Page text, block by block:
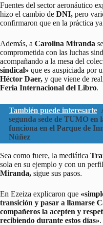
Fuentes del sector aeronáutico
hizo el cambio de DNI, pero
confirmaron que en la práctica
Además, a Carolina Miranda
comprometida con las luchas
acompañando a la mesa del
sindical» que es auspiciada por
Héctor Daer, y que viene de
Feria Internacional del Libro.
También puede interesarte
segunda sede de TUMO en
funciona en el Parque de
Núñez
Sea como fuere, la mediática
sola en su ejemplo y con un
Miranda, sigue sus pasos.
En Ezeiza explicaron que
transición y pasar a llamarse
compañeros la acepten y
recibiendo durante estos días».